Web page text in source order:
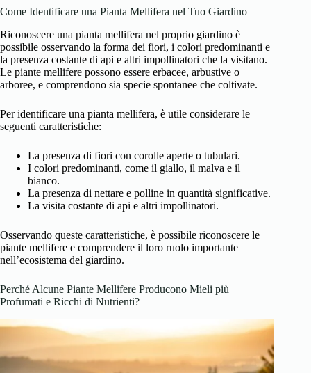
Come Identificare una Pianta Mellifera nel Tuo Giardino
Riconoscere una pianta mellifera nel proprio giardino è
possibile osservando la forma dei fiori, i colori predominanti e
la presenza costante di api e altri impollinatori che la visitano.
Le piante mellifere possono essere erbacee, arbustive o
arboree, e comprendono sia specie spontanee che coltivate.
Per identificare una pianta mellifera, è utile considerare le
seguenti caratteristiche:
La presenza di fiori con corolle aperte o tubulari.
I colori predominanti, come il giallo, il malva e il
bianco.
La presenza di nettare e polline in quantità significative.
La visita costante di api e altri impollinatori.
Osservando queste caratteristiche, è possibile riconoscere le
piante mellifere e comprendere il loro ruolo importante
nell’ecosistema del giardino.
Perché Alcune Piante Mellifere Producono Mieli più
Profumati e Ricchi di Nutrienti?